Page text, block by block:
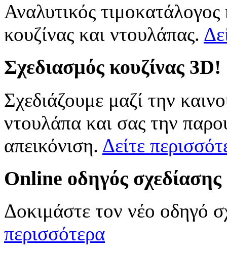
Αναλυτικός
κουζίνας και ντουλάπας.
Σχεδιασμός κουζίνας 3D!
Σχεδιάζουμε μαζί την
ντουλάπα και σας την
απεικόνιση. Δείτε
Online οδηγός σχεδίασης
Δοκιμάστε τον νέο οδηγό
περισσότερα